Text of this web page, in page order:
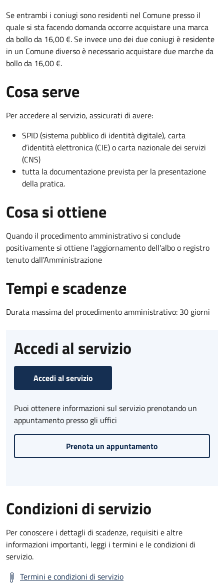
Se entrambi i coniugi sono residenti nel Comune presso il
quale si sta facendo domanda occorre acquistare una marca
da bollo da 16,00 €. Se invece uno dei due coniugi è residente
in un Comune diverso è necessario acquistare due marche da
bollo da 16,00 €.
Cosa serve
Per accedere al servizio, assicurati di avere:
SPID (sistema pubblico di identità digitale), carta
d’identità elettronica (CIE) o carta nazionale dei servizi
(CNS)
tutta la documentazione prevista per la presentazione
della pratica.
Cosa si ottiene
Quando il procedimento amministrativo si conclude
positivamente si ottiene l'aggiornamento dell'albo o registro
tenuto dall'Amministrazione
Tempi e scadenze
Durata massima del procedimento amministrativo: 30 giorni
Accedi al servizio
Accedi al servizio
Puoi ottenere informazioni sul servizio prenotando un
appuntamento presso gli uffici
Prenota un appuntamento
Condizioni di servizio
Per conoscere i dettagli di scadenze, requisiti e altre
informazioni importanti, leggi i termini e le condizioni di
servizio.
Termini e condizioni di servizio